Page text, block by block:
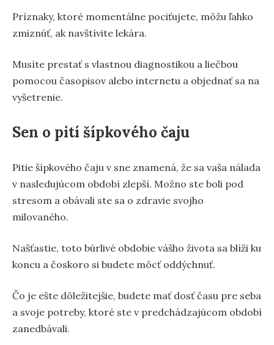
Príznaky, ktoré momentálne pociťujete, môžu ľahko
zmiznúť, ak navštívite lekára.
Musíte prestať s vlastnou diagnostikou a liečbou
pomocou časopisov alebo internetu a objednať sa na
vyšetrenie.
Sen o pití šípkového čaju
Pitie šípkového čaju v sne znamená, že sa vaša nálada
v nasledujúcom období zlepší. Možno ste boli pod
stresom a obávali ste sa o zdravie svojho
milovaného.
Našťastie, toto búrlivé obdobie vášho života sa blíži ku
koncu a čoskoro si budete môcť oddýchnuť.
Čo je ešte dôležitejšie, budete mať dosť času pre seba
a svoje potreby, ktoré ste v predchádzajúcom období
zanedbávali.